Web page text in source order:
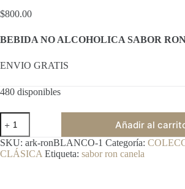
$800.00
BEBIDA NO ALCOHOLICA SABOR
ENVIO GRATIS
480 disponibles
BEBIDA
SIN
ALCOHOL
SABOR
RON
Añadir al
SKU: ark-ronBLANCO-1 Categoría:
CLÁSICA Etiqueta: sabor ron canela